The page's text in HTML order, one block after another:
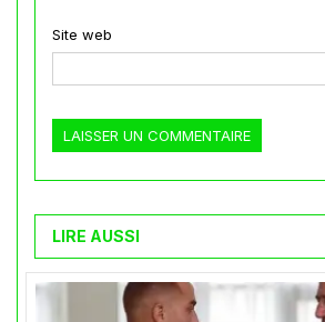
Site web
LIRE AUSSI